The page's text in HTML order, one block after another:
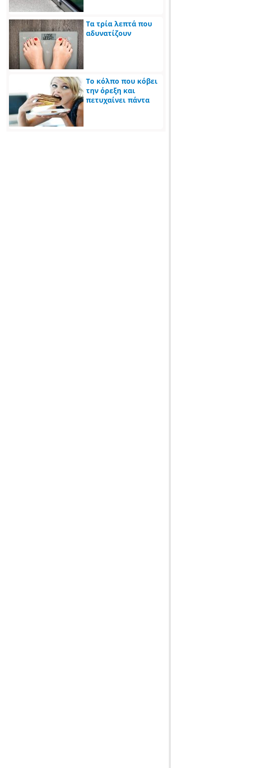
Τα τρία λεπτά που
αδυνατίζουν
Το κόλπο που κόβει
την όρεξη και
πετυχαίνει πάντα